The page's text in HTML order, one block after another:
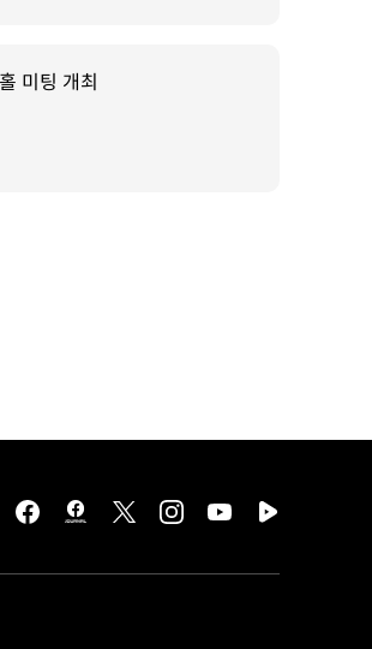
미팅 개최
facebook
hmg
facebook
twitterinstagramyoutubenaver